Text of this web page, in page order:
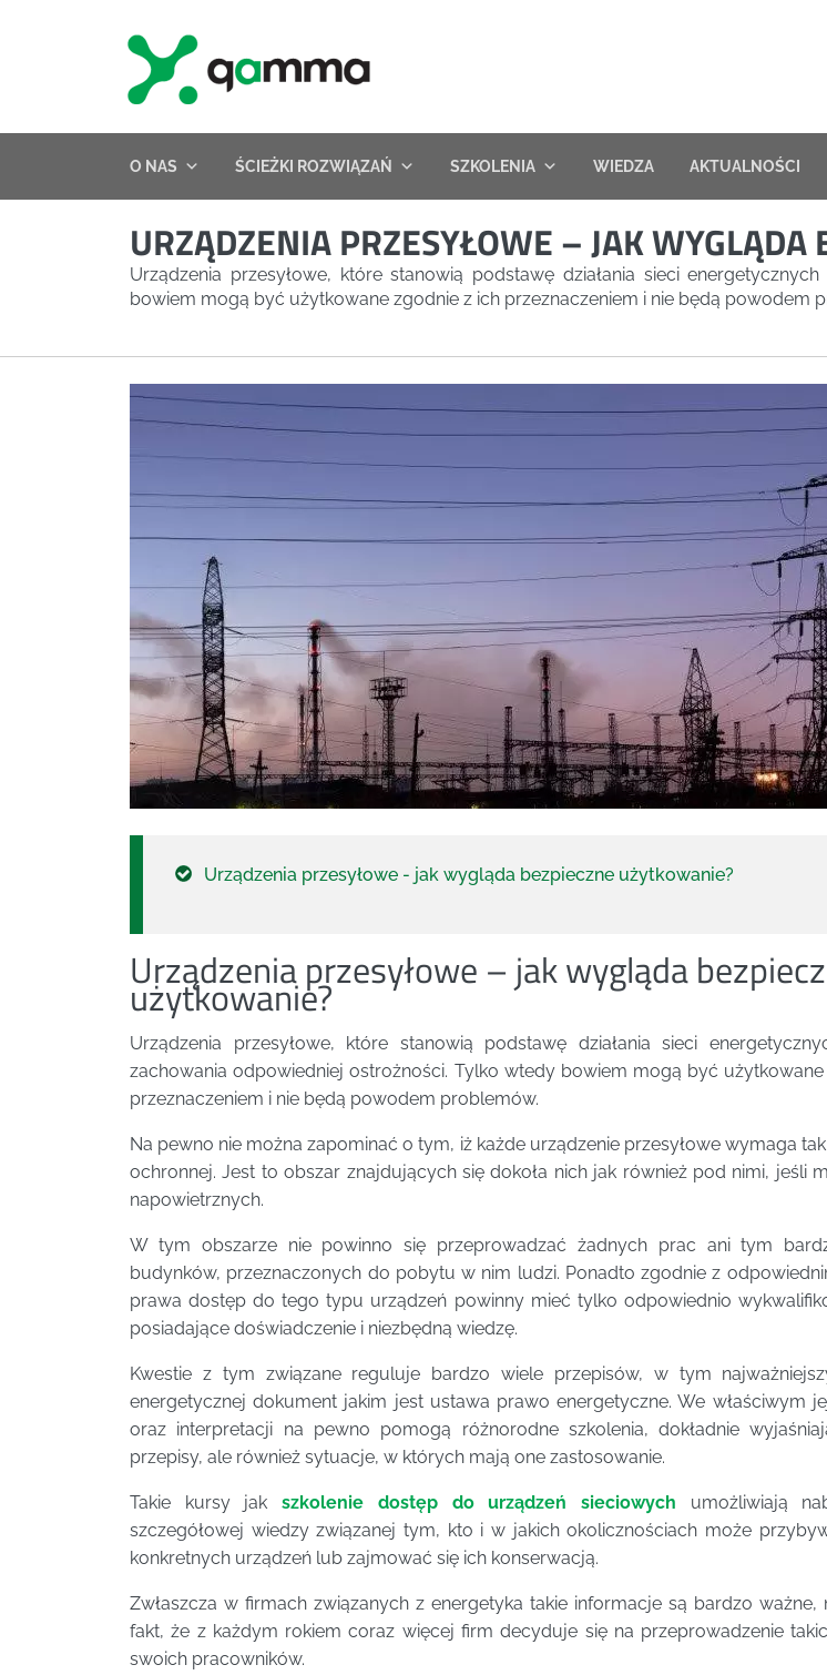
O NAS ŚCIEŻKI ROZWIĄZAŃ SZKOLENIA WIEDZA AKTUALNOŚCI
URZĄDZENIA PRZESYŁOWE – JAK
Urządzenia przesyłowe, które stanowią podstawę działania sieci
bowiem mogą być użytkowane zgodnie z ich przeznaczeniem i nie będą powodem
Urządzenia przesyłowe - jak wygląda bezpieczne użytkowanie?
Urządzenia przesyłowe – jak wygląda
użytkowanie?
Urządzenia przesyłowe, które stanowią podstawę działania sieci
zachowania odpowiedniej ostrożności. Tylko wtedy bowiem mogą być
przeznaczeniem i nie będą powodem problemów.
Na pewno nie można zapominać o tym, iż każde urządzenie przesyłowe wymaga
ochronnej. Jest to obszar znajdujących się dokoła nich jak również pod nimi, jeśli
napowietrznych.
W tym obszarze nie powinno się przeprowadzać żadnych prac ani tym
budynków, przeznaczonych do pobytu w nim ludzi. Ponadto zgodnie z
prawa dostęp do tego typu urządzeń powinny mieć tylko odpowiednio
posiadające doświadczenie i niezbędną wiedzę.
Kwestie z tym związane reguluje bardzo wiele przepisów, w tym
energetycznej dokument jakim jest ustawa prawo energetyczne. We właściwym
oraz interpretacji na pewno pomogą różnorodne szkolenia, dokładnie
przepisy, ale również sytuacje, w których mają one zastosowanie.
Takie kursy jakszkolenie dostęp do urządzeń sieciowych umożliwiają
szczegółowej wiedzy związanej tym, kto i w jakich okolicznościach może
konkretnych urządzeń lub zajmować się ich konserwacją.
Zwłaszcza w firmach związanych z energetyka takie informacje są bardzo ważne,
fakt, że z każdym rokiem coraz więcej firm decyduje się na przeprowadzenie
swoich pracowników.